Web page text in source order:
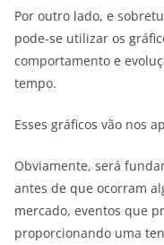
Por outro lado, e
pode-se utilizar os
comportamento e
tempo.
Esses gráficos vão nos
Obviamente, será
antes de que ocorram
mercado, eventos que
proporcionando uma